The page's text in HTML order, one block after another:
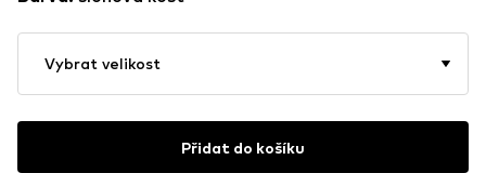
Vybrat velikost
Přidat do košíku